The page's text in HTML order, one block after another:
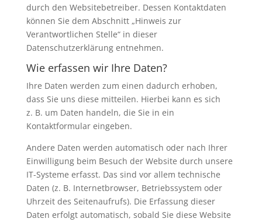
durch den Websitebetreiber. Dessen Kontaktdaten
können Sie dem Abschnitt „Hinweis zur
Verantwortlichen Stelle“ in dieser
Datenschutzerklärung entnehmen.
Wie erfassen wir Ihre Daten?
Ihre Daten werden zum einen dadurch erhoben,
dass Sie uns diese mitteilen. Hierbei kann es sich
z. B. um Daten handeln, die Sie in ein
Kontaktformular eingeben.
Andere Daten werden automatisch oder nach Ihrer
Einwilligung beim Besuch der Website durch unsere
IT-Systeme erfasst. Das sind vor allem technische
Daten (z. B. Internetbrowser, Betriebssystem oder
Uhrzeit des Seitenaufrufs). Die Erfassung dieser
Daten erfolgt automatisch, sobald Sie diese Website